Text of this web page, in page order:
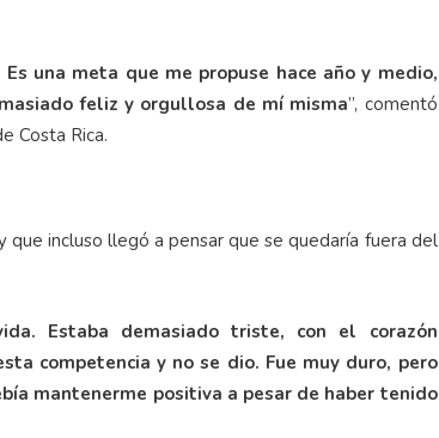
una meta que me propuse hace año y medio,
feliz y orgullosa de mí misma”, comentó
Costa Rica.
incluso llegó a pensar que se quedaría fuera del
Estaba demasiado triste, con el corazón
competencia y no se dio. Fue muy duro, pero
mantenerme positiva a pesar de haber tenido